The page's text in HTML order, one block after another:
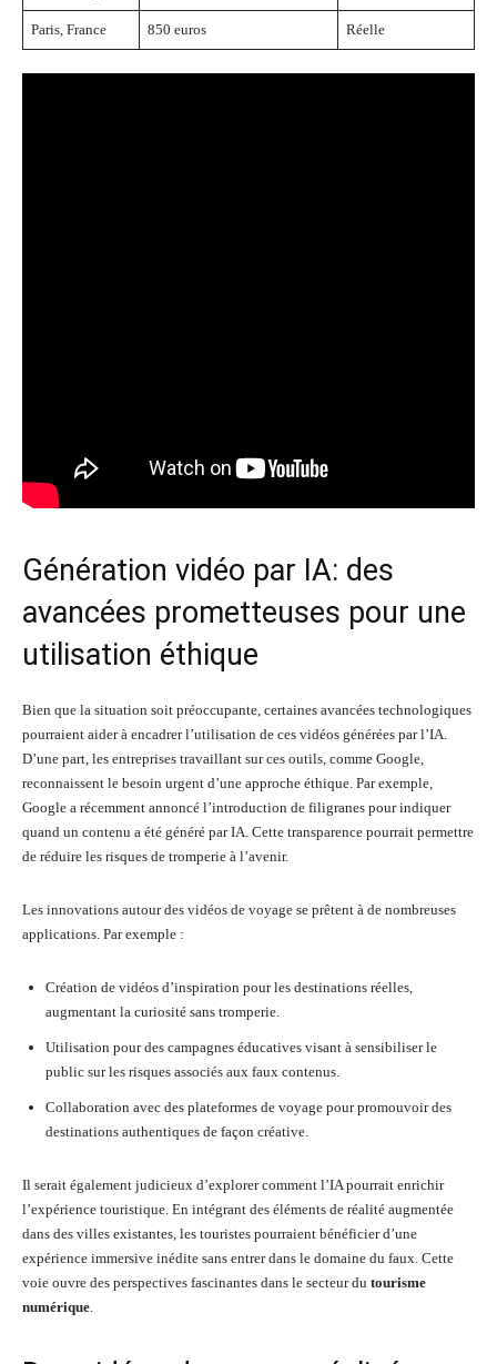
Paris, France 850 euros Réelle
Génération vidéo par IA: des
avancées prometteuses pour une
utilisation éthique
Bien que la situation soit préoccupante, certaines avancées technologiques
pourraient aider à encadrer l’utilisation de ces vidéos générées par l’IA.
D’une part, les entreprises travaillant sur ces outils, comme Google,
reconnaissent le besoin urgent d’une approche éthique. Par exemple,
Google a récemment annoncé l’introduction de filigranes pour indiquer
quand un contenu a été généré par IA. Cette transparence pourrait permettre
de réduire les risques de tromperie à l’avenir.
Les innovations autour des vidéos de voyage se prêtent à de nombreuses
applications. Par exemple :
Création de vidéos d’inspiration pour les destinations réelles,
augmentant la curiosité sans tromperie.
Utilisation pour des campagnes éducatives visant à sensibiliser le
public sur les risques associés aux faux contenus.
Collaboration avec des plateformes de voyage pour promouvoir des
destinations authentiques de façon créative.
Il serait également judicieux d’explorer comment l’IA pourrait enrichir
l’expérience touristique. En intégrant des éléments de réalité augmentée
dans des villes existantes, les touristes pourraient bénéficier d’une
expérience immersive inédite sans entrer dans le domaine du faux. Cette
voie ouvre des perspectives fascinantes dans le secteur du tourisme
numérique.